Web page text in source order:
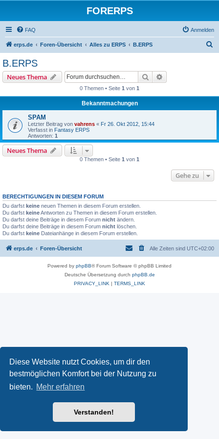
Diese Website nutzt Cookies, um dir den
bestmöglichen Komfort bei der Nutzung zu
bieten. Mehr erfahren
Verstanden!
FORERPS
FAQ Anmelden
erps.de Foren-Übersicht Alles zu ERPS B.ERPS
B.ERPS
Neues Thema Suche
0 Themen • Seite 1 von 1
Bekanntmachungen
SPAM
Letzter Beitrag von vahrens « Fr 26. Okt 2012, 15:44
Verfasst in Fantasy ERPS
Antworten: 1
Neues Thema
0 Themen • Seite 1 von 1
Gehe zu
BERECHTIGUNGEN IN DIESEM FORUM
Du darfst keine neuen Themen in diesem Forum erstellen.
Du darfst keineAntworten zu Themen in diesem Forum erstellen.
Du darfst deine Beiträge in diesem Forum nicht ändern.
Du darfst deine Beiträge in diesem Forum nicht löschen.
Du darfst keine Dateianhänge in diesem Forum erstellen.
erps.de Foren-Übersicht Alle Zeiten sind UTC+02:00
Powered by phpBB® Forum Software © phpBB Limited
Deutsche Übersetzung durch phpBB.de
PRIVACY_LINK | TERMS_LINK